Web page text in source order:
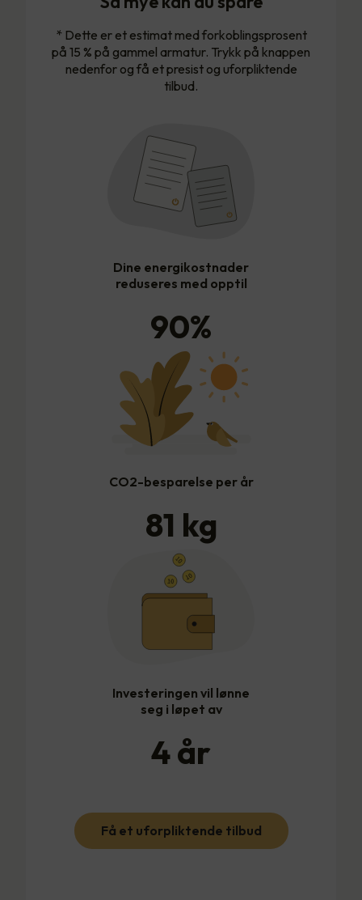
* Dette er et estimat med forkoblingsprosent
på 15 % på gammel armatur. Trykk på knappen
nedenfor og få et presist og uforpliktende
tilbud.
Dine energikostnader
reduseres med opptil
90%
CO2-besparelse per år
81 kg
Investeringen vil lønne
seg i løpet av
4år
Få et uforpliktende tilbud